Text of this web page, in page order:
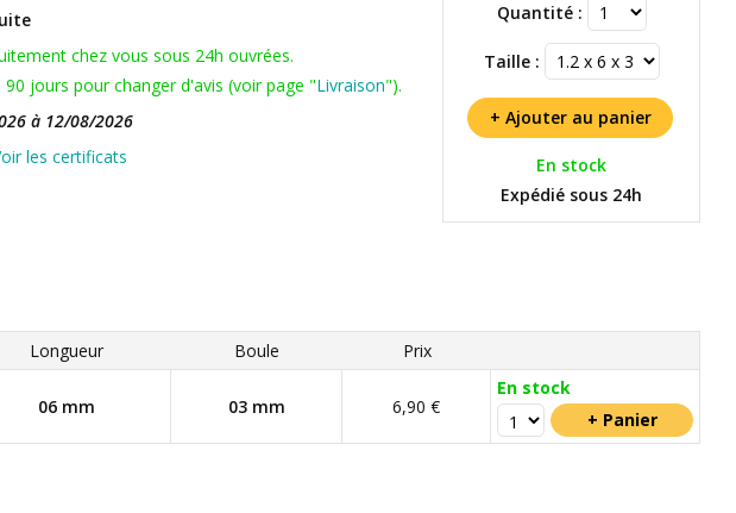
Quantité :
Taille :
En stock
Expédié sous 24h
chez vous sous 24h ouvrées.
jours pour changer d'avis (voir page "Livraison").
à 12/08/2026
les certificats
Longueur Boule Prix
06 mm 03 mm 6,90 €
En stock